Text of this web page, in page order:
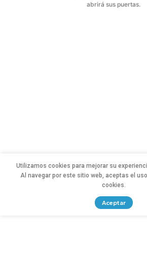
abrirá sus puertas.
Utilizamos cookies para mejorar su
Al navegar por este sitio web, aceptas el
cookies.
Aceptar